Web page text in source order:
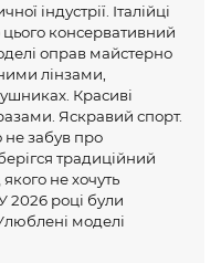
індустрії. Італійці
консервативний
оправ майстерно
лінзами,
Красиві
Яскравий спорт.
не забув про
традиційний
не хочуть
2026 році були
моделі